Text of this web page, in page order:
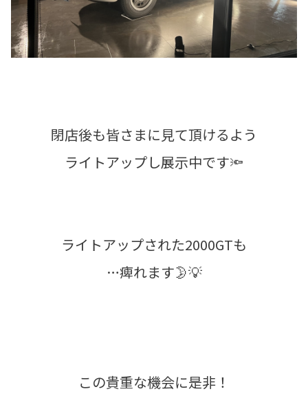
閉店後も皆さまに見て頂けるよう
ライトアップし展示中です🔦
ライトアップされた2000GTも
…痺れます🌛💡
この貴重な機会に是非！